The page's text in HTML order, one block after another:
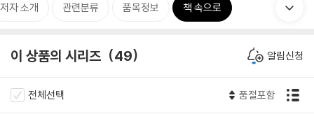
저자 소개 관련분류 품목정보 책 속으로
이 상품의 시리즈 49 알림신청
전체선택 품절포함